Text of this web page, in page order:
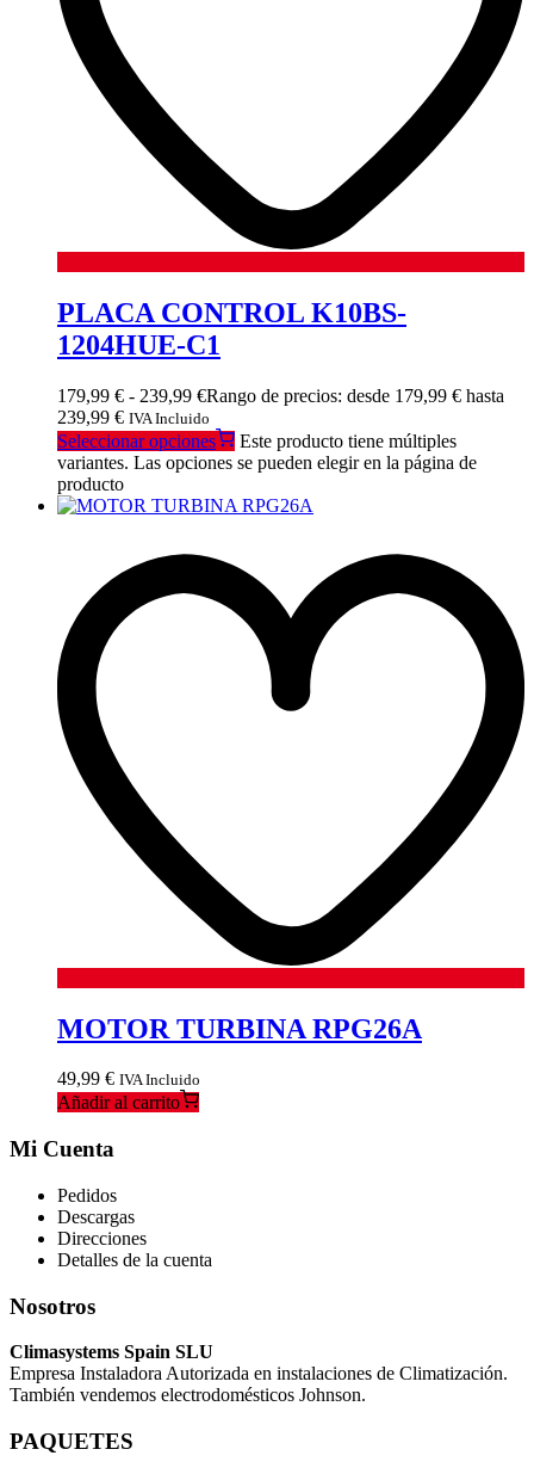
PLACA CONTROL K10BS-
1204HUE-C1
179,99 € - 239,99 €Rango de precios: desde 179,99 € hasta
239,99 € IVA Incluido
Seleccionar opciones
Este producto tiene múltiples
variantes. Las opciones se pueden elegir en la página de
producto
MOTOR TURBINA RPG26A
49,99 € IVA Incluido
Añadir al carrito
Mi Cuenta
Pedidos
Descargas
Direcciones
Detalles de la cuenta
Nosotros
Climasystems Spain SLU
Empresa Instaladora Autorizada en instalaciones de Climatización.
También vendemos electrodomésticos Johnson.
PAQUETES